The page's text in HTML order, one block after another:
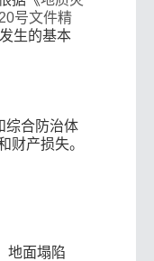
号文件精
生的基本
综合防治体
财产损失。
地面塌陷